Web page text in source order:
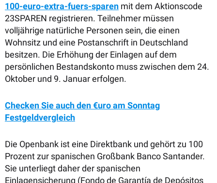
100-euro-extra-fuers-sparen mit dem Aktionscode
23SPAREN registrieren. Teilnehmer müssen
volljährige natürliche Personen sein, die einen
Wohnsitz und eine Postanschrift in Deutschland
besitzen. Die Erhöhung der Einlagen auf dem
persönlichen Bestandskonto muss zwischen dem 24.
Oktober und 9. Januar erfolgen.
Checken Sie auch den €uro am Sonntag
Festgeldvergleich
Die Openbank ist eine Direktbank und gehört zu 100
Prozent zur spanischen Großbank Banco Santander.
Sie unterliegt daher der spanischen
Einlagensicherung (Fondo de Garantía de Depósitos